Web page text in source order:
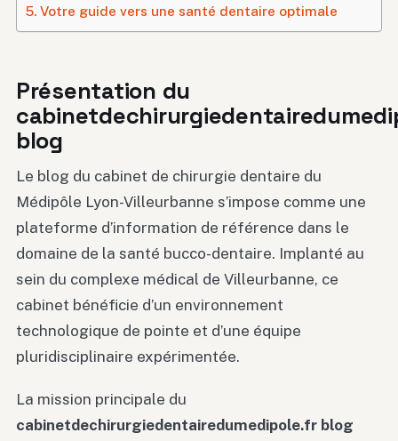
Votre guide vers une santé dentaire optimale
Présentation du
blog
Le blog du cabinet de chirurgie dentaire du
Médipôle Lyon-Villeurbanne s’impose comme une
plateforme d’information de référence dans le
domaine de la santé bucco-dentaire. Implanté au
sein du complexe médical de Villeurbanne, ce
cabinet bénéficie d’un environnement
technologique de pointe et d’une équipe
pluridisciplinaire expérimentée.
La mission principale du
cabinetdechirurgiedentairedumedipole.fr blog